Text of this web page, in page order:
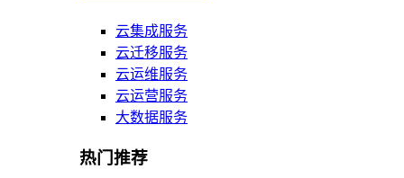
云集成服务
云迁移服务
云运维服务
云运营服务
大数据服务
热门推荐